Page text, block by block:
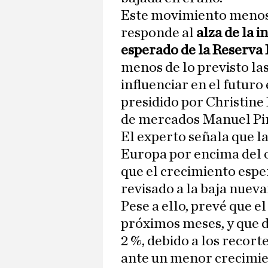
Este movimiento
responde al alza de la
esperado de la
menos de lo previsto
influenciar en el futuro
presidido por Christine
de mercados Manuel
El experto señala que
Europa por encima del
que el crecimiento
revisado a la baja
Pese a ello, prevé que
próximos meses, y que
2 %, debido a los
ante un menor